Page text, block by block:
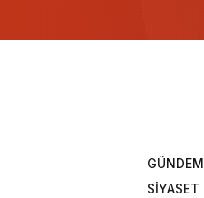
GÜNDEM
SİYASET